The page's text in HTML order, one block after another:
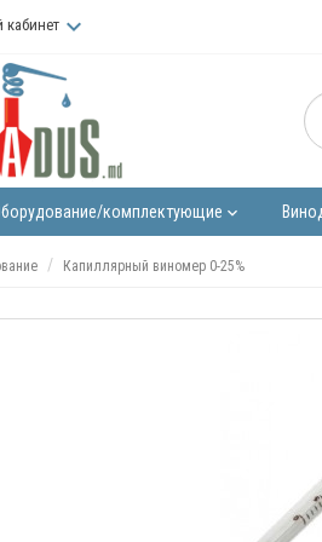
keyboard_arrow_down
комплектующие keyboard_arrow_down
Капиллярный виномер 0-25%